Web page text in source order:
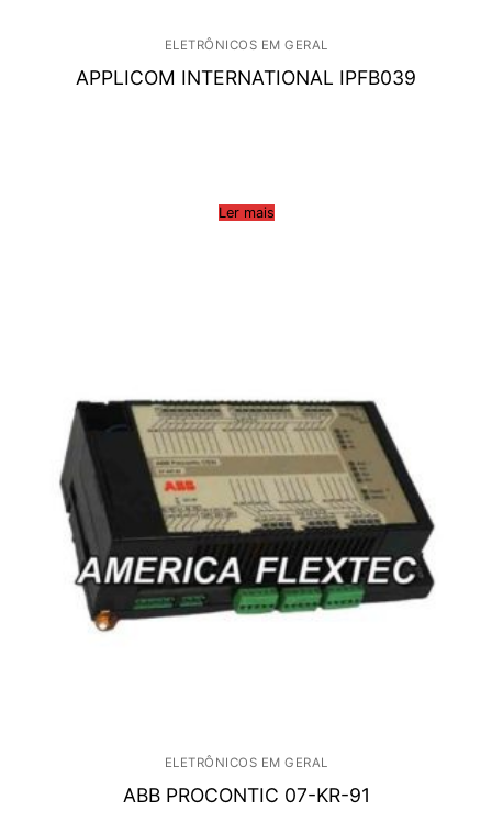
ELETRÔNICOS EM GERAL
APPLICOM INTERNATIONAL IPFB039
Ler mais
ELETRÔNICOS EM GERAL
ABB PROCONTIC 07-KR-91